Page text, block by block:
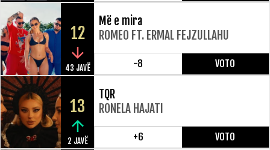
12
43 JAVË
Më e mira
ROMEO FT. ERMAL FEJZULLAHU
-8 VOTO
13
2 JAVË
TQR
RONELA HAJATI
+6 VOTO